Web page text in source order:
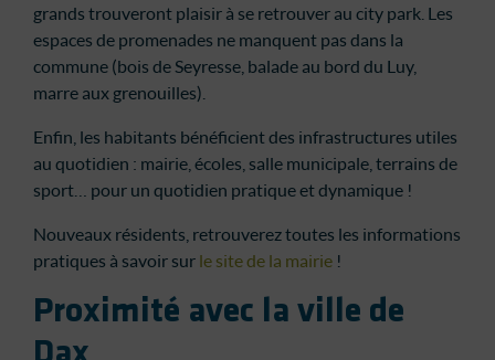
grands trouveront plaisir à se retrouver au city park. Les
espaces de promenades ne manquent pas dans la
commune (bois de Seyresse, balade au bord du Luy,
marre aux grenouilles).
Enfin, les habitants bénéficient des infrastructures utiles
au quotidien : mairie, écoles, salle municipale, terrains de
sport… pour un quotidien pratique et dynamique !
Nouveaux résidents, retrouverez toutes les informations
pratiques à savoir sur le site de la mairie !
Proximité avec la ville de